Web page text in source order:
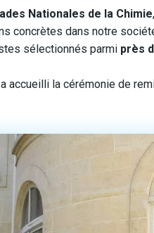
Nationales de la Chimie
concrètes dans notre
sélectionnés parmi près
a accueilli la cérémonie de